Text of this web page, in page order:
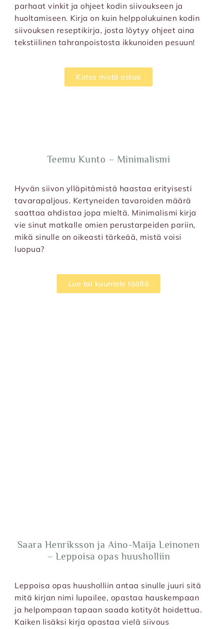
parhaat vinkit ja ohjeet kodin siivoukseen ja
huoltamiseen. Kirja on kuin helppolukuinen kodin
siivouksen reseptikirja, josta löytyy ohjeet aina
tekstiilinen tahranpoistosta ikkunoiden pesuun!
Katso mistä ostaa
Teemu Kunto – Minimalismi
Hyvän siivon ylläpitämistä haastaa erityisesti
tavarapaljous. Kertyneiden tavaroiden määrä
saattaa ahdistaa jopa mieltä. Minimalismi kirja
vie sinut matkalle omien perustarpeiden pariin,
mikä sinulle on oikeasti tärkeää, mistä voisi
luopua?
Lue tai kuuntele täällä
Saara Henriksson ja Aino­-Maija Leinonen
– Leppoisa opas huusholliin
Leppoisa opas huusholliin antaa sinulle juuri sitä
mitä kirjan nimi lupailee, opastaa hauskempaan
ja helpompaan tapaan saada kotityöt hoidettua.
Kaiken lisäksi kirja opastaa vielä siivous